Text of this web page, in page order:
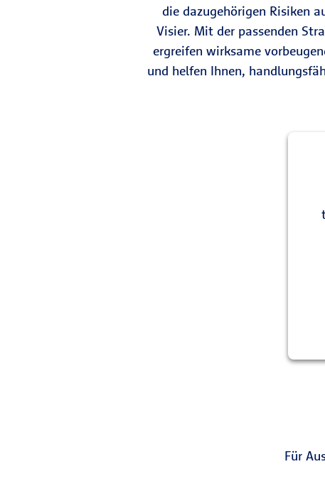
die dazugehörigen Risiken
Visier. Mit der passenden
ergreifen wirksame
und helfen Ihnen,
Für